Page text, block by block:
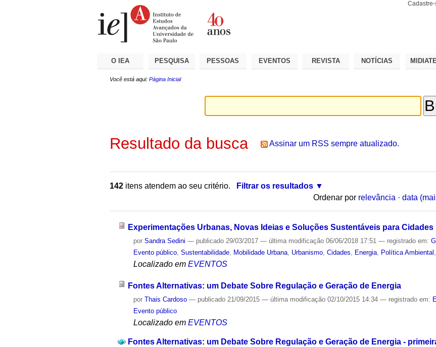
Cadastre-
O IEA PESQUISA PESSOAS EVENTOS REVISTA NOTÍCIAS
Você está aqui: Página Inicial
Resultado da busca Assinar um RSS sempre atualizado.
142 itens atendem ao seu critério.
Filtrar os resultados
Ordenar por relevância · data
Experimentações Urbanas, Novas Ideias e Soluções Sustentáveis para Cidades
porSandra Sedini — publicado 29/03/2017— última modificação 06/06/2018 17:51— registrado em:
Evento público ,Sustentabilidade Mobilidade Urbana Urbanismo ,Cidades Energia Política Ambiental
Localizado em EVENTOS
Fontes Alternativas: um Debate Sobre Regulação e Geração de Energia
porThais Cardoso — publicado 21/09/2015— última modificação 02/10/2015 14:34— registrado em:
Evento público
Localizado em EVENTOS
Fontes Alternativas: um Debate Sobre Regulação e Geração de Energia -